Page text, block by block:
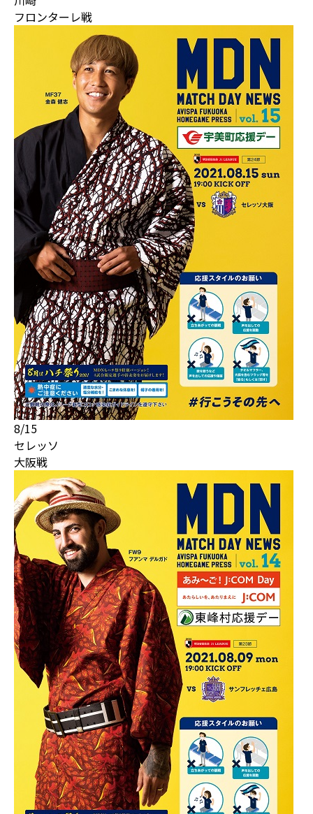
フロンターレ戦
8/15
セレッソ
大阪戦